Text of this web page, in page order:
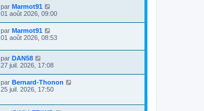
par Marmot91
01 août 2026, 09:00
par Marmot91
01 août 2026, 08:53
par DAN58
27 juil. 2026, 17:08
par Bernard-Thonon
25 juil. 2026, 17:50